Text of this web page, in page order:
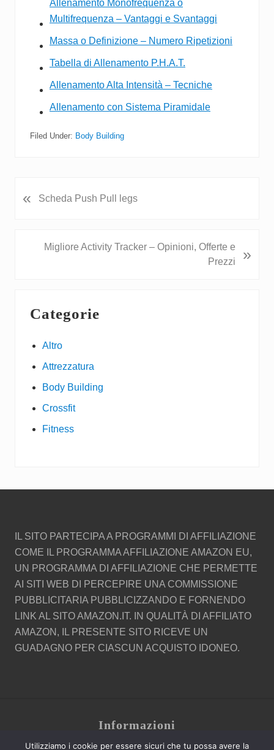
Allenamento Monofrequenza o
Multifrequenza – Vantaggi e Svantaggi
Massa o Definizione – Numero Ripetizioni
Tabella di Allenamento P.H.A.T.
Allenamento Alta Intensità – Tecniche
Allenamento con Sistema Piramidale
Filed Under: Body Building
P
P
« Scheda Push Pull legs
Migliore Activity Tracker – Opinioni, Offerte e
Prezzi
»
Sidebar
Categorie
Altro
Attrezzatura
Body Building
Crossfit
Fitness
IL SITO PARTECIPA A PROGRAMMI DI AFFILIAZIONE
COME IL PROGRAMMA AFFILIAZIONE AMAZON EU,
UN PROGRAMMA DI AFFILIAZIONE CHE PERMETTE
AI SITI WEB DI PERCEPIRE UNA COMMISSIONE
PUBBLICITARIA PUBBLICIZZANDO E FORNENDO
LINK AL SITO AMAZON.IT. IN QUALITÀ DI AFFILIATO
AMAZON, IL PRESENTE SITO RICEVE UN
GUADAGNO PER CIASCUN ACQUISTO IDONEO.
Footer
Informazioni
Contatti
Utilizziamo i cookie per essere sicuri che tu possa avere la